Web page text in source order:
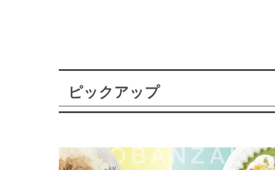
ピックアップ